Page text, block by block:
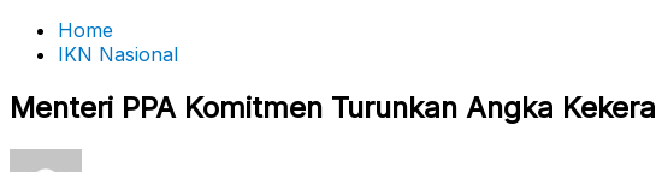
Home
IKN Nasional
Menteri PPA Komitmen Turunkan Angka